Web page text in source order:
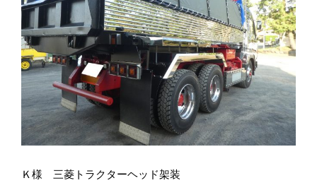
Ｋ様 三菱トラクターヘッド架装